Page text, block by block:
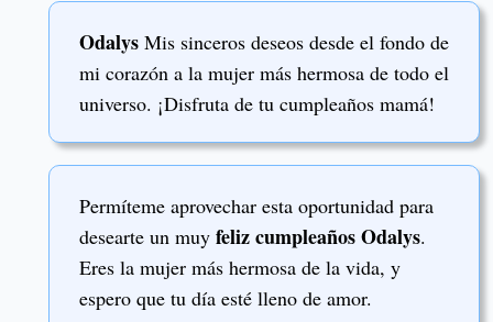
Odalys Mis sinceros deseos desde el fondo de
mi corazón a la mujer más hermosa de todo el
universo. ¡Disfruta de tu cumpleaños mamá!
Permíteme aprovechar esta oportunidad para
desearte un muy feliz cumpleaños Odalys.
Eres la mujer más hermosa de la vida, y
espero que tu día esté lleno de amor.